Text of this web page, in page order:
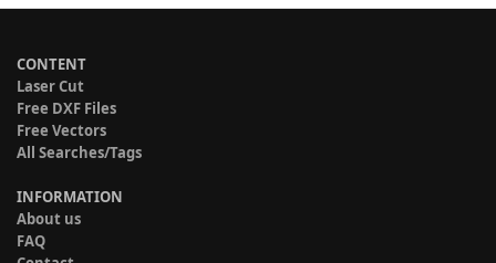
CONTENT
Laser Cut
Free DXF Files
Free Vectors
All Searches/Tags
INFORMATION
About us
FAQ